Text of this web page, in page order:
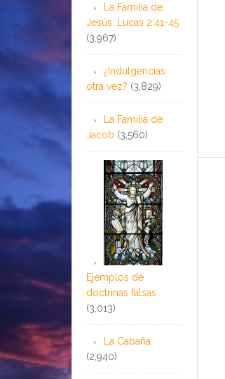
La Familia de
Jesús: Lucas 2:41-45
(3,967)
¿Indulgencias
otra vez? (3,829)
La Familia de
Jacob (3,560)
Ejemplos de
doctrinas falsas
(3,013)
La Cabaña
(2,940)